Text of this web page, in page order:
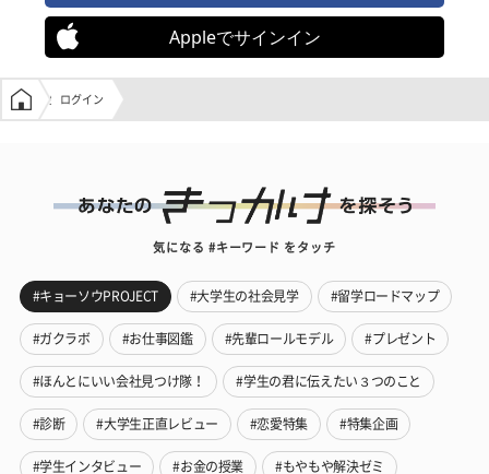
Appleでサインイン
学生の窓口トップ
ログイン
気になる #キーワード をタッチ
#キョーソウPROJECT #大学生の社会見学 #留学ロードマップ
#ガクラボ #お仕事図鑑 #先輩ロールモデル #プレゼント
#ほんとにいい会社見つけ隊！ #学生の君に伝えたい３つのこと
#診断 #大学生正直レビュー #恋愛特集 #特集企画
#学生インタビュー #お金の授業 #もやもや解決ゼミ